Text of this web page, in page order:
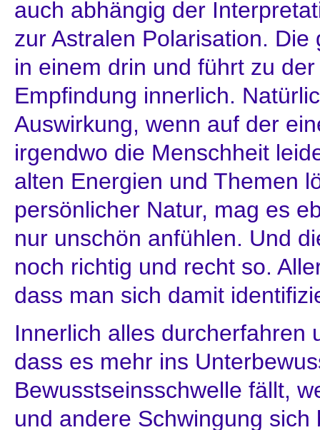
auch abhängig der
zur Astralen Polarisation.
in einem drin und führt zu
Empfindung innerlich.
Auswirkung, wenn auf der
irgendwo die Menschheit
alten Energien und Themen
persönlicher Natur, mag es
nur unschön anfühlen. Und
noch richtig und recht so.
dass man sich damit
Innerlich alles durcherfahren
dass es mehr ins
Bewusstseinsschwelle fällt,
und andere Schwingung sich